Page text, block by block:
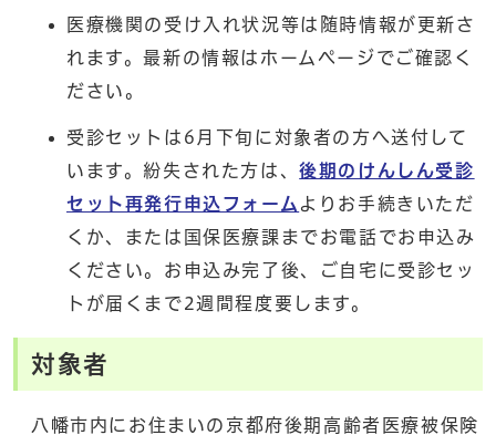
医療機関の受け入れ状況等は随時情報が更新さ
れます。最新の情報はホームページでご確認く
ださい。
受診セットは6月下旬に対象者の方へ送付して
います。紛失された方は、後期のけんしん受診
セット再発行申込フォーム よりお手続きいただ
くか、または国保医療課までお電話でお申込み
ください。お申込み完了後、ご自宅に受診セッ
トが届くまで2週間程度要します。
対象者
八幡市内にお住まいの京都府後期高齢者医療被保険